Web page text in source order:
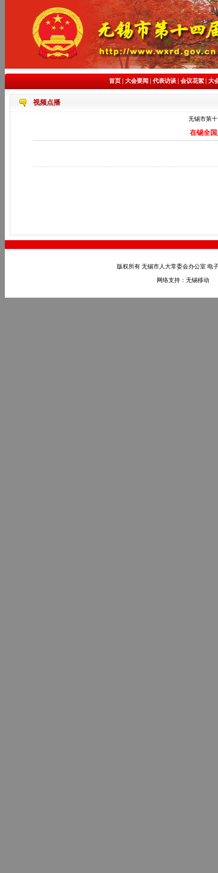
首页 大会要闻 代表访谈 会议花絮 大
视频点播
无锡市第
在锡全
版权所有 无锡市人大常委会办公室 电
网络支持：无锡移动